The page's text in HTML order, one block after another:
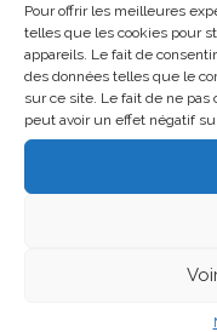
Pour offrir les meilleures
telles que les cookies pour
appareils. Le fait de
des données telles que le
sur ce site. Le fait de ne
peut avoir un effet négatif